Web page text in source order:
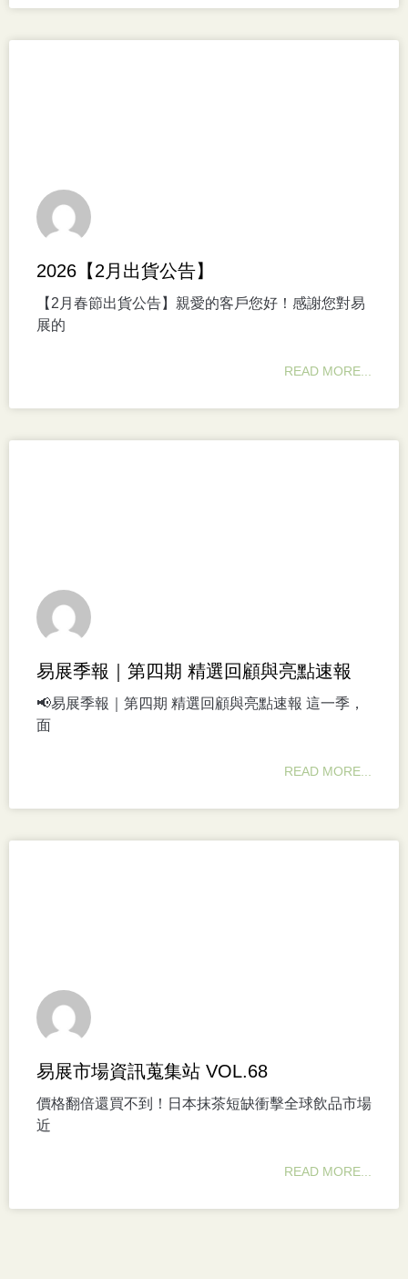
2026【2月出貨公告】
【2月春節出貨公告】親愛的客戶您好！感謝您對易
展的
READ MORE...
易展季報｜第四期 精選回顧與亮點速報
📢易展季報｜第四期 精選回顧與亮點速報 這一季，
面
READ MORE...
易展市場資訊蒐集站 VOL.68
價格翻倍還買不到！日本抹茶短缺衝擊全球飲品市場
近
READ MORE...